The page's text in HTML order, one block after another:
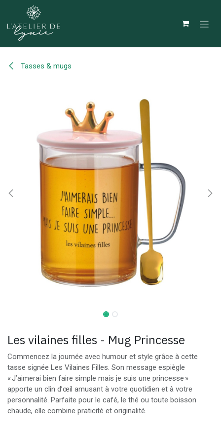
Se rendre au contenu
Tasses & mugs
Les vilaines filles - Mug Princesse
Commencez la journée avec humour et style grâce à cette
tasse signée Les Vilaines Filles. Son message espiègle
« J’aimerai bien faire simple mais je suis une princesse »
apporte un clin d’œil amusant à votre quotidien et à votre
personnalité. Parfaite pour le café, le thé ou toute boisson
chaude, elle combine praticité et originalité.